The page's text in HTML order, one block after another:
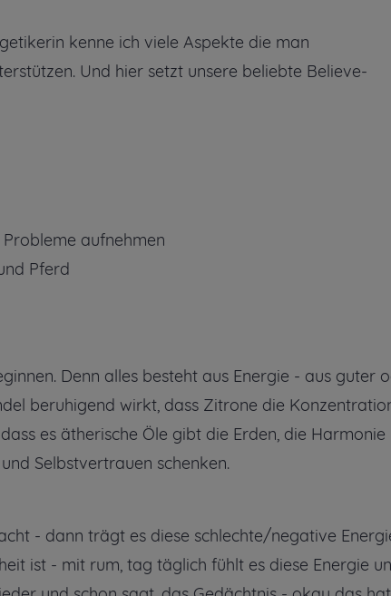
kenne ich viele Aspekte die man
Und hier setzt unsere beliebte Believe-
aufnehmen
Pferd
Denn alles besteht aus Energie - aus guter
beruhigend wirkt, dass Zitrone die
es ätherische Öle gibt die Erden, die Harmonie
Selbstvertrauen schenken.
- dann trägt es diese schlechte/negative
ist - mit rum, tag täglich fühlt es diese Energie